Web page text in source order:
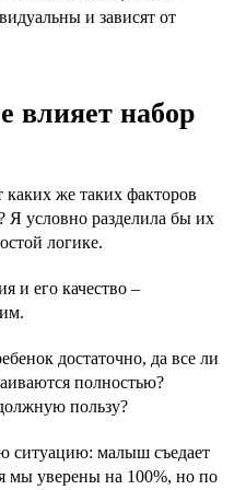
и зависят от
влияет набор
каких же таких факторов
Я условно разделила бы их
логике.
и его качество –
достаточно, да все ли
полностью?
пользу?
ситуацию: малыш съедает
мы уверены на 100%, но по